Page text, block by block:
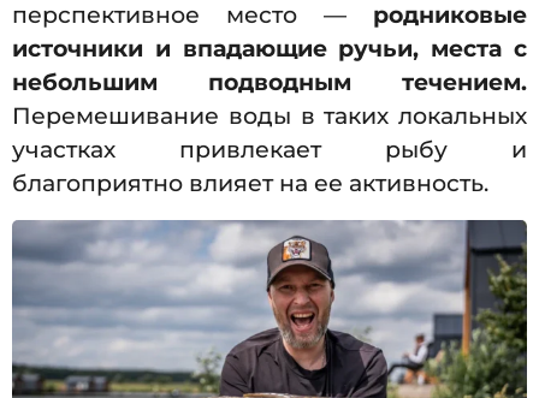
перспективное место — родниковые
источники и впадающие ручьи, места с
небольшим подводным течением.
Перемешивание воды в таких локальных
участках привлекает рыбу и
благоприятно влияет на ее активность.